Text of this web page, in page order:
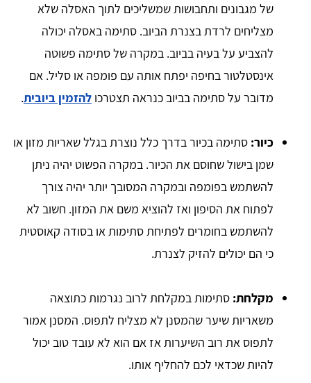
של מגבונים ותחבושות שמשליכים לתוך האסלה שלא
מצליחים לרדת בצנרת הביוב. סתימה באסלה יכולה
להצביע על בעיה בביוב. במקרה של סתימה פשוטה
אינסטלטור בחיפה יפתח אותה עם פומפה או סליל. אם
מדובר על סתימה בביוב כנראה תצטרכו להזמין ביובית.
כיור: סתימה בכיור בדרך כלל נוצרת בגלל שאריות מזון או
שמן בישול שחוסם את הכיור. במקרה הפשוט יהיה ניתן
להשתמש בפומפה ובמקרה המסובך יותר יהיה צורך
לפתוח את הסיפון ואז להוציא משם את המזון. חשוב לא
להשתמש בחומרים לפתיחת סתימות או בסודה קאוסטית
כי הם יכולים להזיק לצנרת.
מקלחת: סתימות במקלחת לרוב נגרמות כתוצאה
משאריות שיער שהמסנן לא מצליח לתפוס. המסנן אמור
לתפוס את רוב השיערות אז אם הוא לא עובד טוב יכול
להיות שכדאי לכם להחליף אותו.